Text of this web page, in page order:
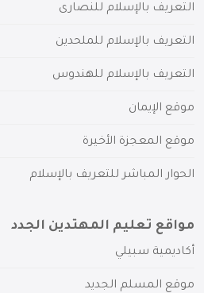
التعريف بالإسلام للنصارى
التعريف بالإسلام للملحدين
التعريف بالإسلام للهندوس
موقع الإيمان
موقع المعجزة الأخيرة
الحوار المباشر للتعريف بالإسلام
مواقع تعليم المهتدين الجدد
أكاديمية سبيلي
موقع المسلم الجديد